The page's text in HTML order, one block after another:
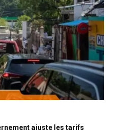
ajuste les tarifs